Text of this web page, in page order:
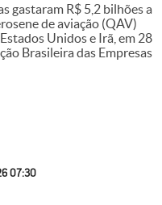
gastaram R$ 5,2 bilhões a
de aviação (QAV)
Unidos e Irã, em 28
Brasileira das Empresas
07:30